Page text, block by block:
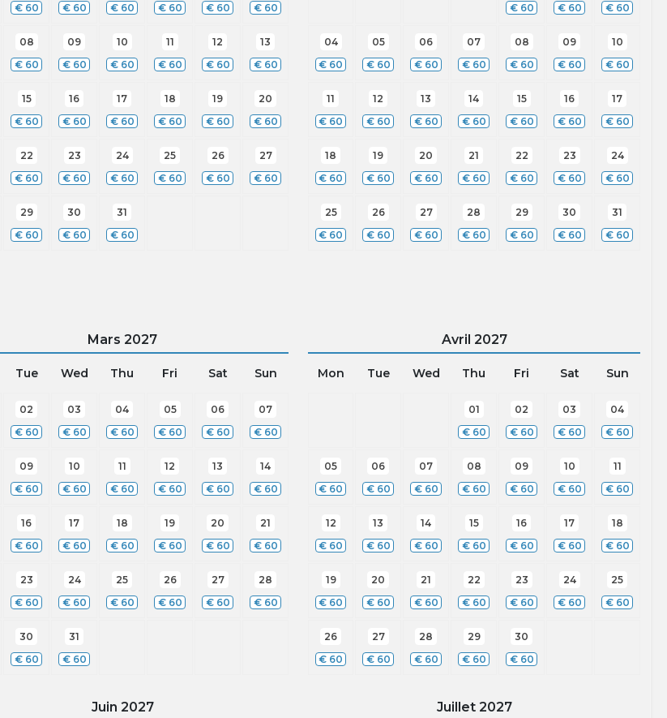
€ 60
€ 60
€ 60
€ 60
€ 60
€ 60
08
€ 60
09
€ 60
10
€ 60
11
€ 60
12
€ 60
13
€ 60
15
€ 60
16
€ 60
17
€ 60
18
€ 60
19
€ 60
20
€ 60
22
€ 60
23
€ 60
24
€ 60
25
€ 60
26
€ 60
27
€ 60
29
€ 60
30
€ 60
31
€ 60
€ 60
€ 60
€ 60
04
€ 60
05
€ 60
06
€ 60
07
€ 60
08
€ 60
09
€ 60
10
€ 60
11
€ 60
12
€ 60
13
€ 60
14
€ 60
15
€ 60
16
€ 60
17
€ 60
18
€ 60
19
€ 60
20
€ 60
21
€ 60
22
€ 60
23
€ 60
24
€ 60
25
€ 60
26
€ 60
27
€ 60
28
€ 60
29
€ 60
30
€ 60
31
€ 60
Mars 2027
Tue Wed Thu Fri Sat Sun
02
€ 60
03
€ 60
04
€ 60
05
€ 60
06
€ 60
07
€ 60
09
€ 60
10
€ 60
11
€ 60
12
€ 60
13
€ 60
14
€ 60
16
€ 60
17
€ 60
18
€ 60
19
€ 60
20
€ 60
21
€ 60
23
€ 60
24
€ 60
25
€ 60
26
€ 60
27
€ 60
28
€ 60
30
€ 60
31
€ 60
Avril 2027
Mon Tue Wed Thu Fri Sat Sun
01
€ 60
02
€ 60
03
€ 60
04
€ 60
05
€ 60
06
€ 60
07
€ 60
08
€ 60
09
€ 60
10
€ 60
11
€ 60
12
€ 60
13
€ 60
14
€ 60
15
€ 60
16
€ 60
17
€ 60
18
€ 60
19
€ 60
20
€ 60
21
€ 60
22
€ 60
23
€ 60
24
€ 60
25
€ 60
26
€ 60
27
€ 60
28
€ 60
29
€ 60
30
€ 60
Juin 2027 Juillet 2027